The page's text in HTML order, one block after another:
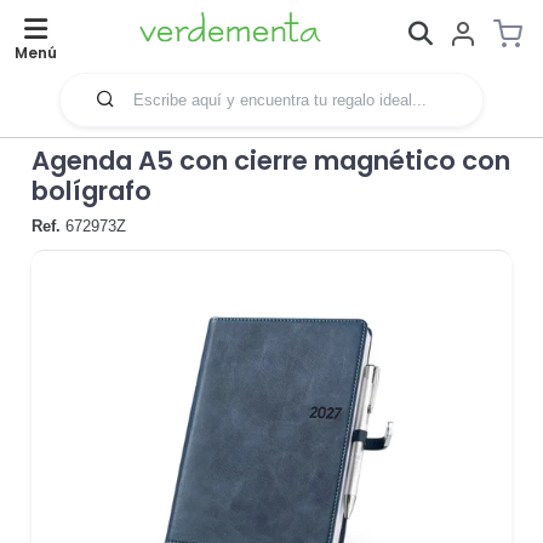
Menú
Agenda A5 con cierre magnético con
bolígrafo
Ref. 672973Z